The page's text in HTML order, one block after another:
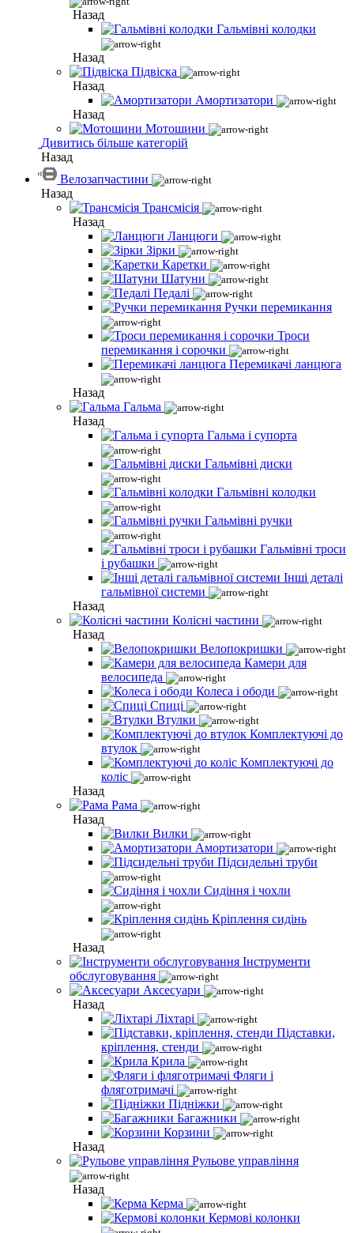
Назад
Гальмівні колодки
Назад
Підвіска
Назад
Амортизатори
Назад
Мотошини
Дивитись більше категорій
Назад
Велозапчастини
Назад
Трансмісія
Назад
Ланцюги
Зірки
Каретки
Шатуни
Педалі
Ручки перемикання
Троси
перемикання і сорочки
Перемикачі ланцюга
Назад
Гальма
Назад
Гальма і супорта
Гальмівні диски
Гальмівні колодки
Гальмівні ручки
Гальмівні троси
і рубашки
Інші деталі
гальмівної системи
Назад
Колісні частини
Назад
Велопокришки
Камери для
велосипеда
Колеса і ободи
Спиці
Втулки
Комплектуючі до
втулок
Комплектуючі до
коліс
Назад
Рама
Назад
Вилки
Амортизатори
Підсидельні труби
Сидіння і чохли
Кріплення сидінь
Назад
Інструменти
обслуговування
Аксесуари
Назад
Ліхтарі
Підставки,
кріплення, стенди
Крила
Фляги і
фляготримачі
Підніжки
Багажники
Корзини
Назад
Рульове управління
Назад
Керма
Кермові колонки